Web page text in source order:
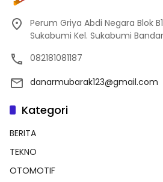
Perum Griya Abdi Negara Blok
Sukabumi Kel. Sukabumi
082181081187
danarmubarak123@gmail.com
Kategori
BERITA
TEKNO
OTOMOTIF